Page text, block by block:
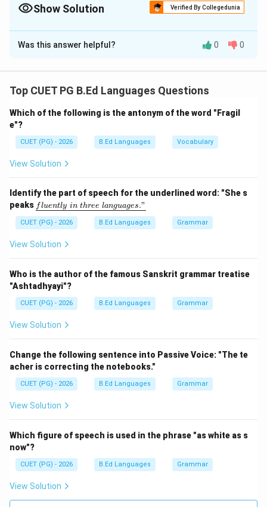
Show Solution Verified By Collegedunia
The Correct Option isC
Solution and Explanation
पर्यायवाची शब्द वे शब्द होते हैं जिनके अर्थ समान या लगभग समान होते
Step 1:
होता है। अतः:
Step 2:'भौंरा' का पर्यायवाची पहचानिए। भौंरे के लिए प्रयुक्त शब्द है:
\text{घनवल्ली}
घनवल्ली
अतः:
Step 4:'बन्दर' का पर्यायवाची पहचानिए। बन्दर का पर्याय है:
Was this answer helpful? 0 0
Top CUET PG B.Ed Languages Questions
Which of the following is the antonym of the word "Fragil
e"?
CUET (PG) - 2026 B.Ed Languages Vocabulary
View Solution
Identify the part of speech for the underlined word: "She s
peaks \un
derl
ine
{flu
entl
y\ i
hre
e\ l
ang
uag
e
fluently in three languages."
CUET (PG) - 2026 B.Ed Languages Grammar
View Solution
Who is the author of the famous Sanskrit grammar treatise
"Ashtadhyayi"?
CUET (PG) - 2026 B.Ed Languages Grammar
View Solution
Change the following sentence into Passive Voice: "The te
acher is correcting the notebooks."
CUET (PG) - 2026 B.Ed Languages Grammar
View Solution
Which figure of speech is used in the phrase "as white as s
now"?
CUET (PG) - 2026 B.Ed Languages Grammar
View Solution